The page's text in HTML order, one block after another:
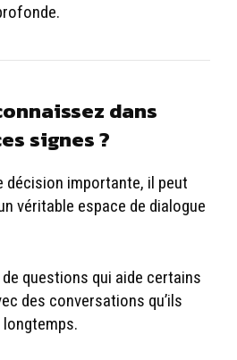
dans
signes ?
décision importante, il peut
véritable espace de dialogue
questions qui aide certains
des conversations qu’ils
longtemps.